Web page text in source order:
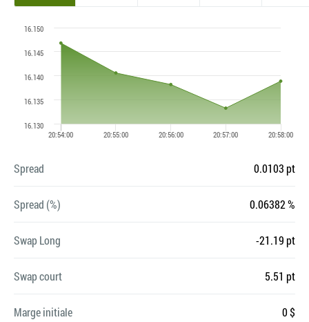
Spread 0.0103 pt
Spread (%) 0.06382 %
Swap Long -21.19 pt
Swap court 5.51 pt
Marge initiale 0 $